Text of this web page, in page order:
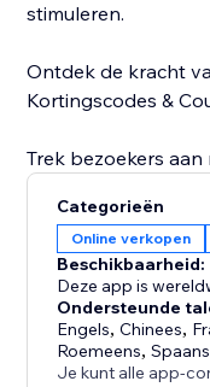
stimuleren.
Ontdek de kracht
Kortingscodes &
Trek bezoekers
Stimuleer
aantrekkelijke
Verhoog
te geven die
Verbeter
interactieve
Categorieën
Online verkopen
Beschikbaarheid:
Deze app is
Ondersteunde
Engels,Chinees,
Roemeens,Spaans
Je kunt alle app-